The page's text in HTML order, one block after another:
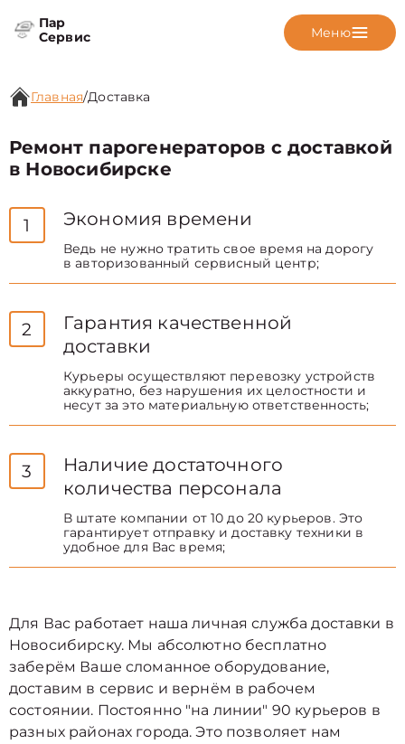
Пар
Сервис
Меню
Главная/Доставка
Ремонт парогенераторов с доставкой
в Новосибирске
1 Экономия времени
Ведь не нужно тратить свое время на дорогу
в авторизованный сервисный центр;
2
Гарантия качественной
доставки
Курьеры осуществляют перевозку устройств
аккуратно, без нарушения их целостности и
несут за это материальную ответственность;
3
Наличие достаточного
количества персонала
В штате компании от 10 до 20 курьеров. Это
гарантирует отправку и доставку техники в
удобное для Вас время;
Для Вас работает наша личная служба доставки в
Новосибирску. Мы абсолютно бесплатно
заберём Ваше сломанное оборудование,
доставим в сервис и вернём в рабочем
состоянии. Постоянно "на линии" 90 курьеров в
разных районах города. Это позволяет нам